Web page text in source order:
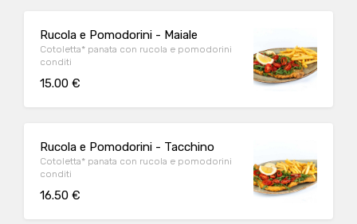
Rucola e Pomodorini - Maiale
Cotoletta* panata con rucola e pomodorini
conditi
15.00 €
Rucola e Pomodorini - Tacchino
Cotoletta* panata con rucola e pomodorini
conditi
16.50 €